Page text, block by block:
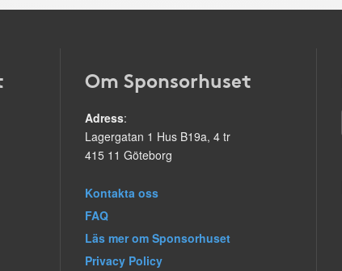
Om Sponsorhuset
Adress:
Lagergatan 1 Hus B19a, 4 tr
415 11 Göteborg
Kontakta oss
FAQ
Läs mer om Sponsorhuset
Privacy Policy